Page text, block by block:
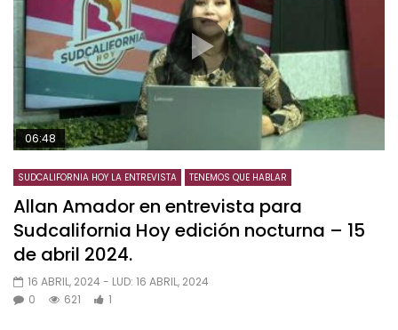
06:48
SUDCALIFORNIA HOY LA ENTREVISTA TENEMOS QUE HABLAR
Allan Amador en entrevista para
Sudcalifornia Hoy edición nocturna – 15
de abril 2024.
16 ABRIL, 2024 - LUD: 16 ABRIL, 2024
0
621 1